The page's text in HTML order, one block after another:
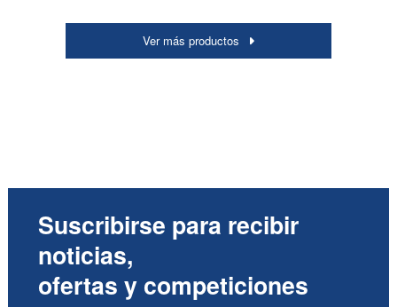
Ver más productos
Suscribirse para recibir
noticias,
ofertas y competiciones